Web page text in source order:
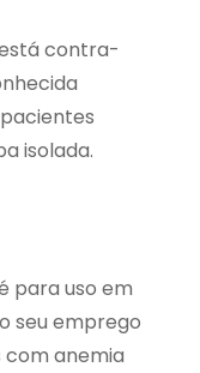
contra-
isolada.
para uso em
seu emprego
com anemia